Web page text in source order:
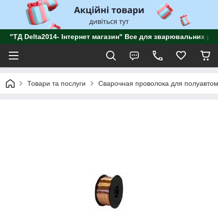
"ТД Delta2014- Інтернет магазин" Все для зварювальних
Товари та послуги Сварочная проволока для